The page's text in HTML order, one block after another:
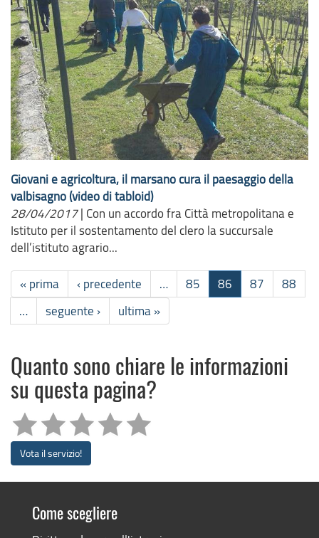
Giovani e agricoltura, il marsano cura il paesaggio della
valbisagno (video di tabloid)
28/04/2017 | Con un accordo fra Città metropolitana e
Istituto per il sostentamento del clero la succursale
dell’istituto agrario...
« prima ‹ precedente … 85 86 87
88
…
seguente › ultima »
Quanto sono chiare le informazioni
su questa pagina?
Vota il servizio!
Come scegliere